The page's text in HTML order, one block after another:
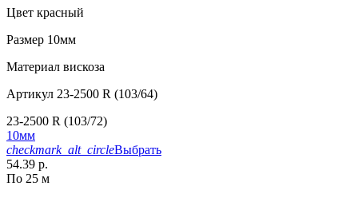
Цвет красный
Размер 10мм
Материал вискоза
Артикул 23-2500 R (103/64)
23-2500 R (103/72)
10мм
checkmark_alt_circleВыбрать
54.39 р.
По 25 м